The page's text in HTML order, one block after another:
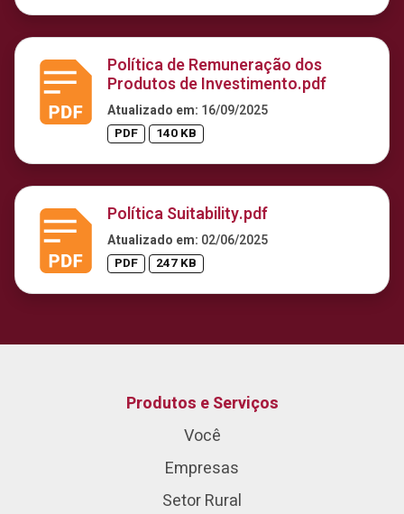
Política de Remuneração dos
Produtos de Investimento.pdf
Atualizado em: 16/09/2025
PDF 140 KB
Política Suitability.pdf
Atualizado em: 02/06/2025
PDF 247 KB
Produtos e Serviços
Você
Empresas
Setor Rural